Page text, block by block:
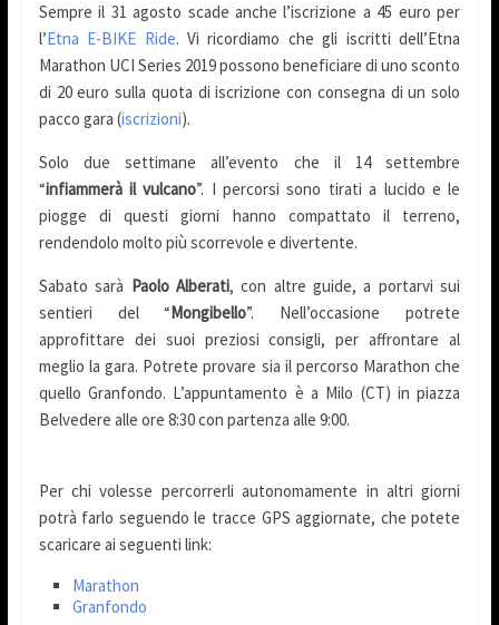
Sempre il 31 agosto scade anche l’iscrizione a 45 euro per
l’Etna E-BIKE Ride. Vi ricordiamo che gli iscritti dell’Etna
Marathon UCI Series 2019 possono beneficiare di uno sconto
di 20 euro sulla quota di iscrizione con consegna di un solo
pacco gara (iscrizioni).
Solo due settimane all’evento che il 14 settembre
“infiammerà il vulcano”. I percorsi sono tirati a lucido e le
piogge di questi giorni hanno compattato il terreno,
rendendolo molto più scorrevole e divertente.
Sabato sarà Paolo Alberati, con altre guide, a portarvi sui
sentieri del “Mongibello”. Nell’occasione potrete
approfittare dei suoi preziosi consigli, per affrontare al
meglio la gara. Potrete provare sia il percorso Marathon che
quello Granfondo. L’appuntamento è a Milo (CT) in piazza
Belvedere alle ore 8:30 con partenza alle 9:00.
Per chi volesse percorrerli autonomamente in altri giorni
potrà farlo seguendo le tracce GPS aggiornate, che potete
scaricare ai seguenti link:
Marathon
Granfondo